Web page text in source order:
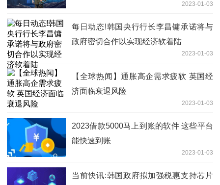
2023-01-03
每日动态!韩国央行行长李昌镛承诺将与
政府密切合作以实现经济软着陆
2023-01-03
【全球热闻】通胀高企需求疲软 英国经
济面临衰退风险
2023-01-03
2023借款5000马上到账的软件 这些平台
能快速到账
2023-01-03
当前快讯:韩国政府拟加强税惠支持芯片